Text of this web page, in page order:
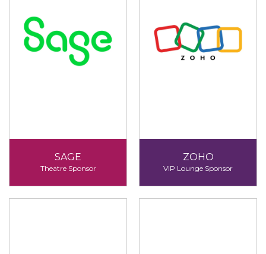
SAGE
Theatre Sponsor
ZOHO
VIP Lounge Sponsor